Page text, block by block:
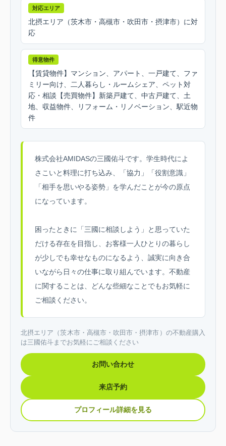
対応エリア
北摂エリア（茨木市・高槻市・吹田市・摂津市）に対
応
得意物件
【賃貸物件】マンション、アパート、一戸建て、ファ
ミリー向け、二人暮らし・ルームシェア、ペット対
応・相談【売買物件】新築戸建て、中古戸建て、土
地、収益物件、リフォーム・リノベーション、駅近物
件
株式会社AMIDASの三國佑斗です。学生時代によ
さこいと料理に打ち込み、「協力」「役割意識」
「相手を思いやる姿勢」を学んだことが今の原点
になっています。
困ったときに「三國に相談しよう」と思っていた
だける存在を目指し、お客様一人ひとりの暮らし
が少しでも幸せなものになるよう、誠実に向き合
いながら日々の仕事に取り組んでいます。不動産
に関することは、どんな些細なことでもお気軽に
ご相談ください。
北摂エリア（茨木市・高槻市・吹田市・摂津市）の不動産購入
は三國佑斗までお気軽にご相談ください
お問い合わせ
来店予約
プロフィール詳細を見る